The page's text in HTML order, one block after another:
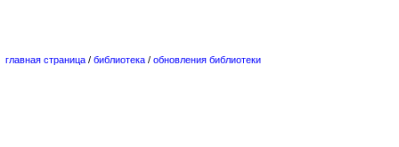
главная страница / библиотека / обновления библиотеки